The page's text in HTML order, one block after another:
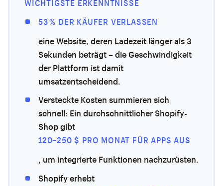
WICHTIGSTE ERKENNTNISSE
53 % DER KÄUFER VERLASSEN
eine Website, deren Ladezeit länger als 3
Sekunden beträgt – die Geschwindigkeit
der Plattform ist damit
umsatzentscheidend.
Versteckte Kosten summieren sich
schnell: Ein durchschnittlicher Shopify-
Shop gibt
120–250 $ PRO MONAT FÜR APPS AUS
, um integrierte Funktionen nachzurüsten.
Shopify erhebt